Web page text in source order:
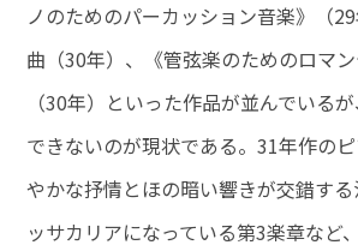
ノのためのパーカッション音楽》（
曲（30年）、《管弦楽のためのロマン
（30年）といった作品が並んでいる
できないのが現状である。31年作の
やかな抒情とほの暗い響きが交錯す
ッサカリアになっている第3楽章など